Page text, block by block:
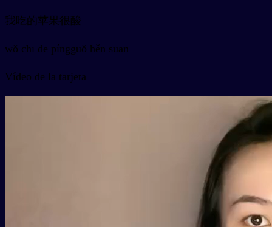
我吃的苹果很酸
wǒ chī de píngguǒ hěn suān
Vídeo de la tarjeta